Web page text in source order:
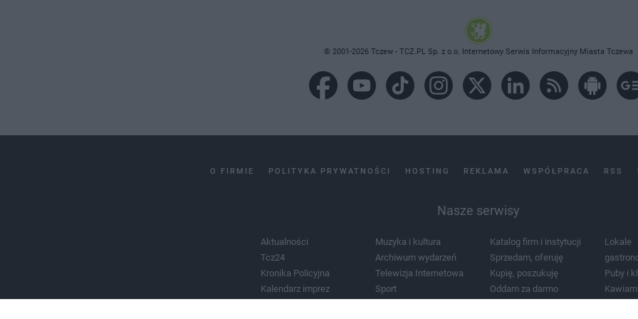
© 2001-2026 Tczew - TCZ.PL Sp. z o.o. Internetowy Serwis Informacyjny Miasta Tczewa
O FIRMIE POLITYKA PRYWATNOŚCI HOSTING REKLAMA WSPÓŁPRACA RSS
Nasze serwisy
Aktualności
Tcz24
Kronika Policyjna
Kalendarz imprez
Muzyka i kultura
Archiwum wydarzeń
Telewizja Internetowa
Sport
Katalog firm i instytucji
Sprzedam, oferuję
Kupię, poszukuję
Oddam za darmo
Lokale
Puby i